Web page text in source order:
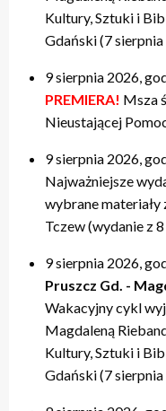
Kultury, Sztuki i
Gdański (7
9 sierpnia 2026,
PREMIERA! Msza
Nieustającej
9 sierpnia 2026,
Najważniejsze
wybrane
Tczew (wydanie z
9 sierpnia 2026,
Pruszcz Gd. -
Wakacyjny cykl
Magdaleną
Kultury, Sztuki i
Gdański (7